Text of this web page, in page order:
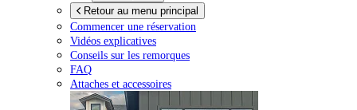
Retour au menu principal
Commencer une réservation
Vidéos explicatives
Conseils sur les remorques
FAQ
Attaches et accessoires